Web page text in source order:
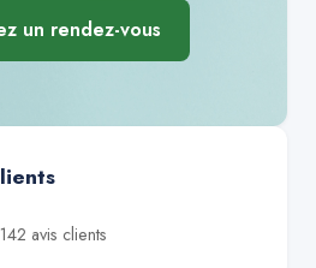
un rendez-vous
142 avis clients